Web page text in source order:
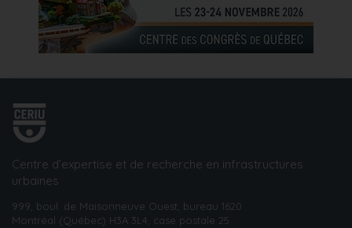
Centre d’expertise et de recherche en infrastructures
urbaines
999, boul. de Maisonneuve Ouest, bureau 1620
Montréal (Québec) H3A 3L4, case postale 25